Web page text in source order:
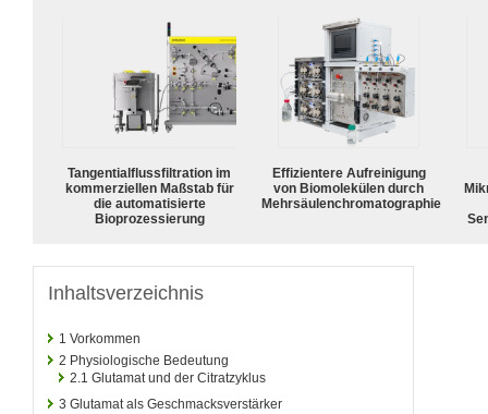
Tangentialflussfiltration im
kommerziellen Maßstab für
die automatisierte
Bioprozessierung
Effizientere Aufreinigung
von Biomolekülen durch
Mehrsäulenchromatographie
Inhaltsverzeichnis
1 Vorkommen
2 Physiologische Bedeutung
2.1 Glutamat und der Citratzyklus
3 Glutamat als Geschmacksverstärker